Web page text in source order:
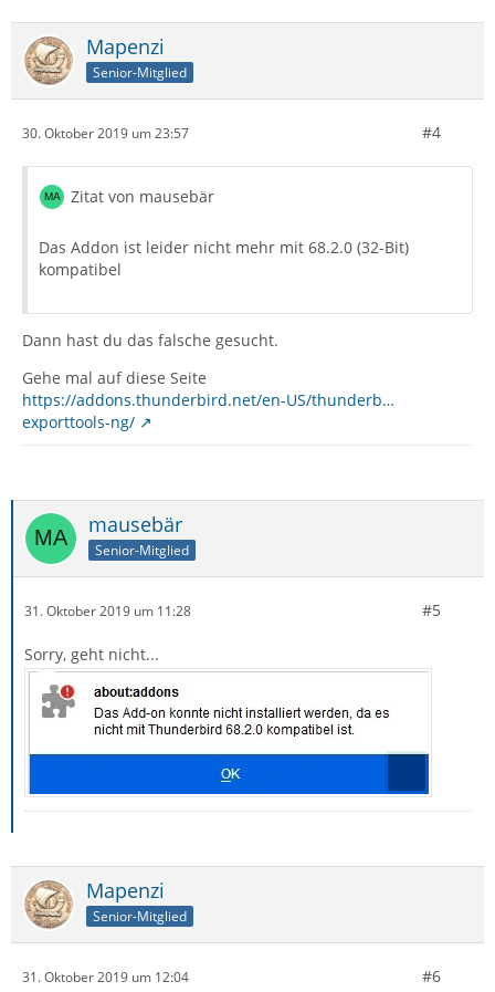
Mapenzi
Senior-Mitglied
30. Oktober 2019 um 23:57 #4
Zitat von mausebär
Das Addon ist leider nicht mehr mit 68.2.0 (32-Bit)
kompatibel
Dann hast du das falsche gesucht.
Gehe mal auf diese Seite
https://addons.thunderbird.net/en-US/thunderb…
exporttools-ng/
mausebär
Senior-Mitglied
31. Oktober 2019 um 11:28 #5
Sorry, geht nicht...
Mapenzi
Senior-Mitglied
31. Oktober 2019 um 12:04 #6